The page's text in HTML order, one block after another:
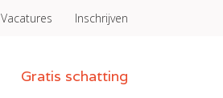
Vacatures Inschrijven
Gratis schatting